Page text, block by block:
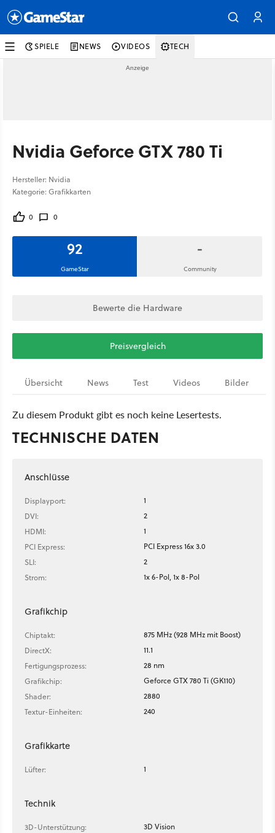
SPIELE NEWS VIDEOS TECH
Nvidia Geforce GTX 780 Ti
Hersteller: Nvidia
Kategorie: Grafikkarten
0 0
92
GameStar
-
Community
Bewerte die Hardware
Preisvergleich
Übersicht News Test Videos Bilder
Zu diesem Produkt gibt es noch keine Lesertests.
TECHNISCHE DATEN
Anschlüsse
Displayport:
1
DVI:
2
HDMI:
1
PCI Express:
PCI Express 16x 3.0
SLI:
2
Strom:
1x 6-Pol, 1x 8-Pol
Grafikchip
Chiptakt:
875 MHz (928 MHz mit Boost)
DirectX:
11.1
Fertigungsprozess:
28 nm
Grafikchip:
Geforce GTX 780 Ti (GK110)
Shader:
2880
Textur-Einheiten:
240
Grafikkarte
Lüfter: 1
Technik
3D-Unterstützung:
3D Vision